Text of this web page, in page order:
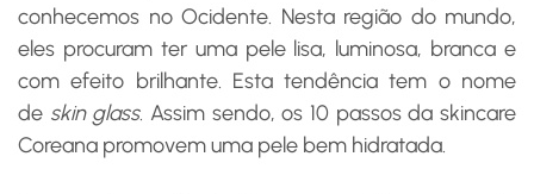
conhecemos no Ocidente. Nesta região do mundo,
eles procuram ter uma pele lisa, luminosa, branca e
com efeito brilhante. Esta tendência tem o nome
de skin glass. Assim sendo, os 10 passos da skincare
Coreana promovem uma pele bem hidratada.